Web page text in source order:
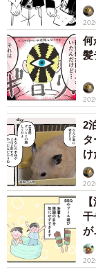
思
何
髪
2
け
干
が